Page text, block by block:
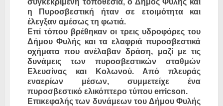
η Πυροσβεστική ήταν σε ετοιμότητα και
έλεγξαν αμέσως τη φωτιά.
Επί τόπου βρέθηκαν οι τρεις υδροφόρες του
Δήμου Φυλής και τα ελαφριά πυροσβεστικά
οχήματα που ανέλαβαν δράση, μαζί με τις
δυνάμεις των πυροσβεστικών σταθμών
Ελευσίνας και Κολωνού. Από πλευράς
εναερίων μέσων, συμμετείχε ένα
πυροσβεστικό ελικόπτερο τύπου erricson.
Επικεφαλής των δυνάμεων του Δήμου Φυλής